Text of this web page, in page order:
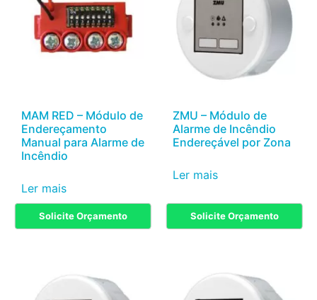
MAM RED – Módulo de
Endereçamento
Manual para Alarme de
Incêndio
Solicite Orçamento
Ler mais
ZMU – Módulo de
Alarme de Incêndio
Endereçável por Zona
Solicite Orçamento
Ler mais